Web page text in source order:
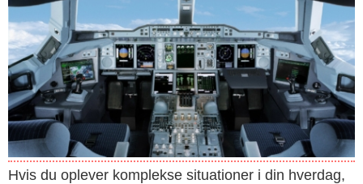
Hvis du oplever komplekse situationer i din hverdag,